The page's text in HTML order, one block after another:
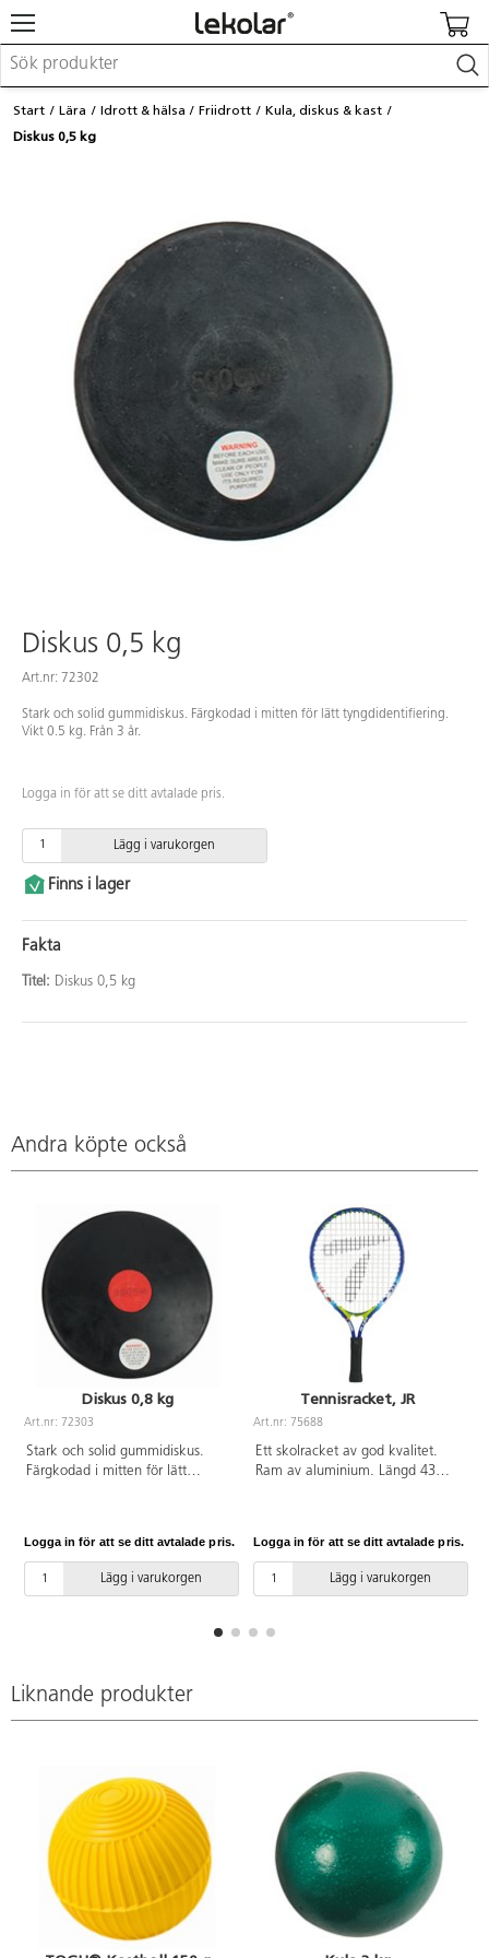
Möbler & inredning
Lekplatsutrustning & utemiljö
Skolförbrukning & kontorsmaterial
Logga in / Registrera dig
Hitta din säljare
Kontakta Lekolar
Start Lära Idrott & hälsa Friidrott
Kula, diskus & kast
Diskus 0,5 kg
Diskus 0,5 kg
Art.nr: 72302
Stark och solid gummidiskus. Färgkodad i mitten för lätt tyngdidentifiering.
Vikt 0.5 kg. Från 3 år.
Logga in för att se ditt avtalade pris.
Lägg i varukorgen
Finns i lager
Fakta
Titel: Diskus 0,5 kg
Andra köpte också
Diskus 0,8 kg
Art.nr: 72303
Stark och solid gummidiskus.
Färgkodad i mitten för lätt
Logga in för att se ditt avtalade pris.
Lägg i varukorgen
Tennisracket, JR
Art.nr: 75688
Ett skolracket av god kvalitet.
Ram av aluminium. Längd 43
Logga in för att se ditt avtalade pris.
Lägg i varukorgen
Liknande produkter